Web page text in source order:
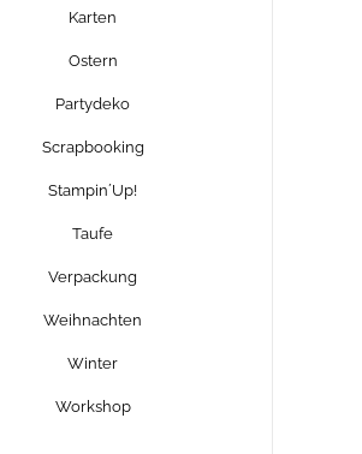
Karten
Ostern
Partydeko
Scrapbooking
Stampin´Up!
Taufe
Verpackung
Weihnachten
Winter
Workshop